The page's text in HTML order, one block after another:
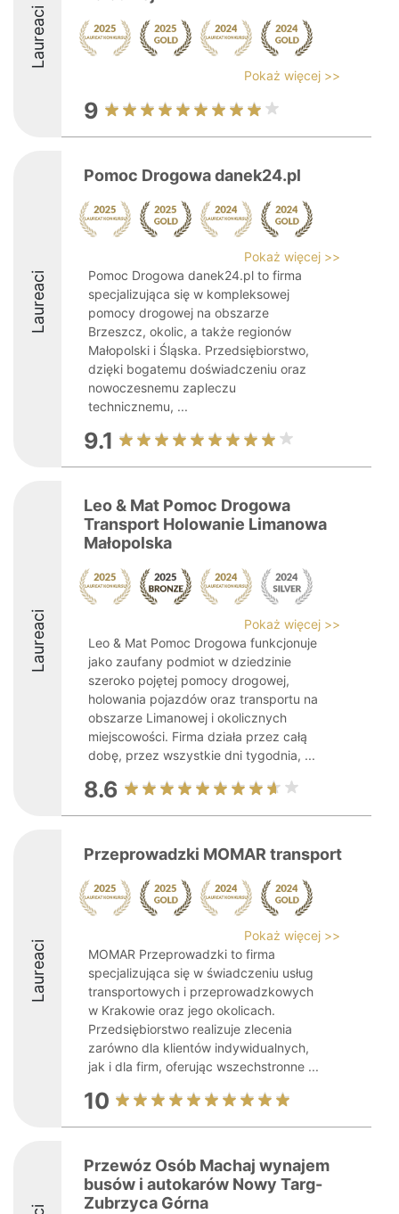
Laureaci
Pokaż więcej >>
9
Laureaci
Pomoc Drogowa danek24.pl
Pokaż więcej >>
Pomoc Drogowa danek24.pl to firma
specjalizująca się w kompleksowej
pomocy drogowej na obszarze
Brzeszcz, okolic, a także regionów
Małopolski i Śląska. Przedsiębiorstwo,
dzięki bogatemu doświadczeniu oraz
nowoczesnemu zapleczu
technicznemu, ...
9.1
Laureaci
Leo & Mat Pomoc Drogowa
Transport Holowanie Limanowa
Małopolska
Pokaż więcej >>
Leo & Mat Pomoc Drogowa funkcjonuje
jako zaufany podmiot w dziedzinie
szeroko pojętej pomocy drogowej,
holowania pojazdów oraz transportu na
obszarze Limanowej i okolicznych
miejscowości. Firma działa przez całą
dobę, przez wszystkie dni tygodnia, ...
8.6
Laureaci
Przeprowadzki MOMAR transport
Pokaż więcej >>
MOMAR Przeprowadzki to firma
specjalizująca się w świadczeniu usług
transportowych i przeprowadzkowych
w Krakowie oraz jego okolicach.
Przedsiębiorstwo realizuje zlecenia
zarówno dla klientów indywidualnych,
jak i dla firm, oferując wszechstronne ...
10
Przewóz Osób Machaj wynajem
busów i autokarów Nowy Targ-
Zubrzyca Górna